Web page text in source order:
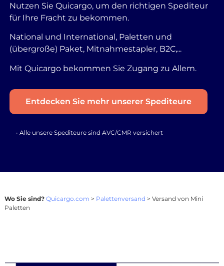
Nutzen Sie Quicargo, um den richtigen Spediteur
für Ihre Fracht zu bekommen.
National und International, Paletten und
(übergroße) Paket, Mitnahmestapler, B2C,...
Mit Quicargo bekommen Sie Zugang zu Allem.
Entdecken Sie mehr unserer Spediteure
• Alle unsere Spediteure sind AVC/CMR versichert
Wo Sie sind? Quicargo.com > Palettenversand > Versand von Mini
Paletten